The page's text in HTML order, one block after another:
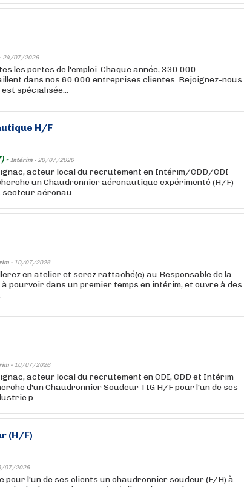
24/07/2026
les portes de l'emploi. Chaque année, 330 000
dans nos 60 000 entreprises clientes. Rejoignez-nous
spécialisée...
H/F
-Intérim - 20/07/2026
acteur local du recrutement en Intérim/CDD/CDI
un Chaudronnier aéronautique expérimenté (H/F)
secteur aéronau...
- 10/07/2026
en atelier et serez rattaché(e) au Responsable de la
à pourvoir dans un premier temps en intérim, et ouvre à des
- 10/07/2026
acteur local du recrutement en CDI, CDD et Intérim
d'un Chaudronnier Soudeur TIG H/F pour l'un de ses
p...
(H/F)
07/2026
pour l'un de ses clients un chaudronnier soudeur (F/H) à